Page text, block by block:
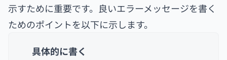
示すために重要です。良いエラーメッセージを書く
ためのポイントを以下に示します。
具体的に書く